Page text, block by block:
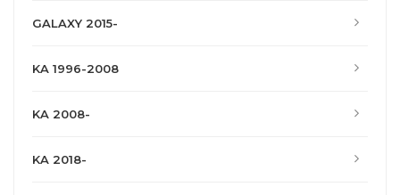
GALAXY 2015-
KA 1996-2008
KA 2008-
KA 2018-